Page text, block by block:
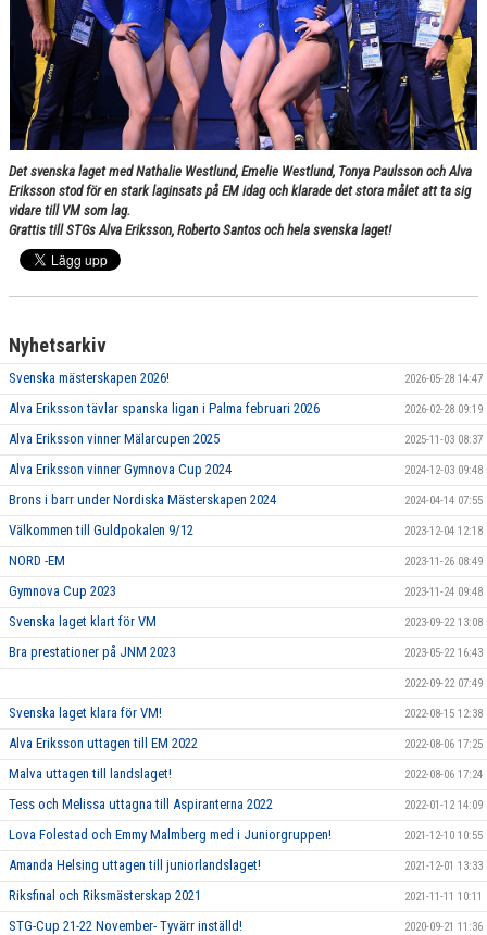
Det svenska laget med Nathalie Westlund, Emelie Westlund, Tonya Paulsson och Alva
Eriksson stod för en stark laginsats på EM idag och klarade det stora målet att ta sig
vidare till VM som lag.
Grattis till STGs Alva Eriksson, Roberto Santos och hela svenska laget!
Nyhetsarkiv
Svenska mästerskapen 2026! 2026-05-28 14:47
Alva Eriksson tävlar spanska ligan i Palma februari 2026 2026-02-28 09:19
Alva Eriksson vinner Mälarcupen 2025 2025-11-03 08:37
Alva Eriksson vinner Gymnova Cup 2024 2024-12-03 09:48
Brons i barr under Nordiska Mästerskapen 2024 2024-04-14 07:55
Välkommen till Guldpokalen 9/12 2023-12-04 12:18
NORD -EM 2023-11-26 08:49
Gymnova Cup 2023 2023-11-24 09:48
Svenska laget klart för VM 2023-09-22 13:08
Bra prestationer på JNM 2023 2023-05-22 16:43
2022-09-22 07:49
Svenska laget klara för VM! 2022-08-15 12:38
Alva Eriksson uttagen till EM 2022 2022-08-06 17:25
Malva uttagen till landslaget! 2022-08-06 17:24
Tess och Melissa uttagna till Aspiranterna 2022 2022-01-12 14:09
Lova Folestad och Emmy Malmberg med i Juniorgruppen! 2021-12-10 10:55
Amanda Helsing uttagen till juniorlandslaget! 2021-12-01 13:33
Riksfinal och Riksmästerskap 2021 2021-11-11 10:11
STG-Cup 21-22 November- Tyvärr inställd! 2020-09-21 11:36